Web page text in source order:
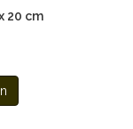
20 cm